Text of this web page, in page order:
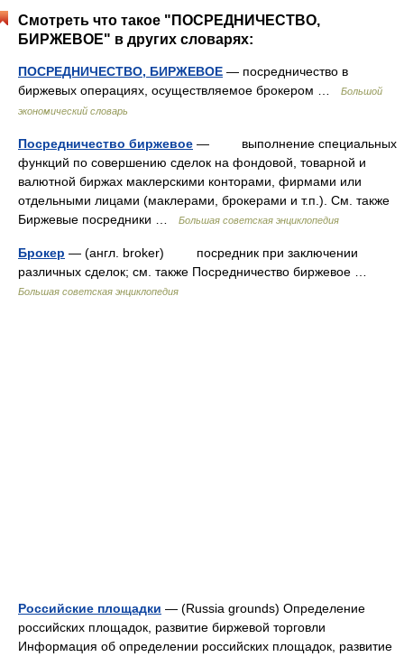
Смотреть что такое "ПОСРЕДНИЧЕСТВО,
БИРЖЕВОЕ" в других словарях:
ПОСРЕДНИЧЕСТВО, БИРЖЕВОЕ — посредничество в
биржевых операциях, осуществляемое брокером …
Большой
экономический словарь
Посредничество биржевое — выполнение специальных
функций по совершению сделок на фондовой, товарной и
валютной биржах маклерскими конторами, фирмами или
отдельными лицами (маклерами, брокерами и т.п.). См. также
Биржевые посредники …
Большая советская энциклопедия
Брокер — (англ. broker) посредник при заключении
различных сделок; см. также Посредничество биржевое …
Большая советская энциклопедия
Российские площадки — (Russia grounds) Определение
российских площадок, развитие биржевой торговли
Информация об определении российских площадок, развитие